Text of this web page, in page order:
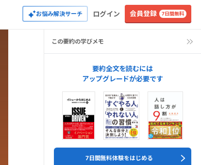
お悩み解決サーチ ログイン 会員登録 7日間無料
この要約の学びメモ
要約全文を読むには
アップグレードが必要です
7日間無料体験をはじめる